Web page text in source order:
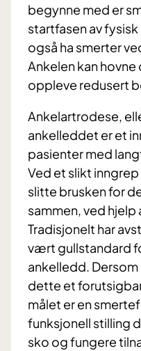
begynne med er
startfasen av
også ha smerter
Ankelen kan
oppleve redusert
Ankelartrodese,
ankelleddet er et
pasienter med
Ved et slikt
slitte brusken for
sammen, ved
Tradisjonelt har
vært gullstandard
ankelledd.
dette et
målet er en
funksjonell stilling
sko og fungere